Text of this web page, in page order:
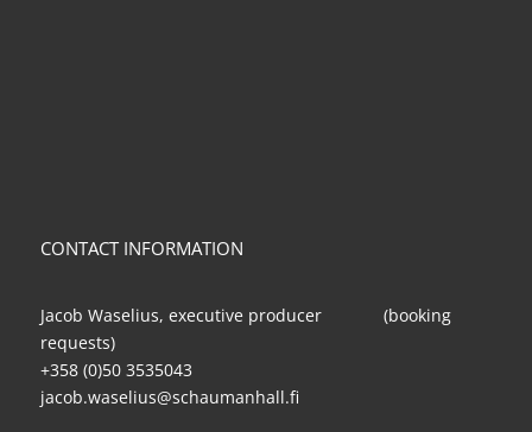
CONTACT INFORMATION
Jacob Waselius, executive producer (booking
requests)
+358 (0)50 3535043
jacob.waselius@schaumanhall.fi